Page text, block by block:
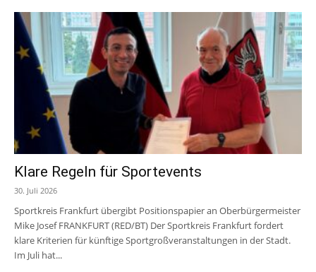
Klare Regeln für Sportevents
30. Juli 2026
Sportkreis Frankfurt übergibt Positionspapier an Oberbürgermeister
Mike Josef FRANKFURT (RED/BT) Der Sportkreis Frankfurt fordert
klare Kriterien für künftige Sportgroßveranstaltungen in der Stadt.
Im Juli hat...